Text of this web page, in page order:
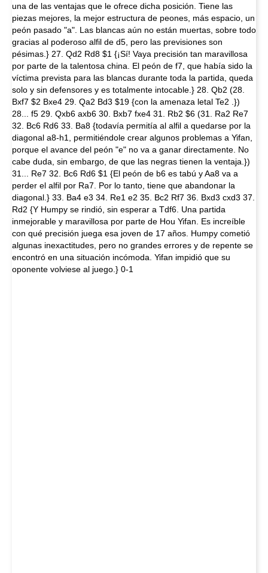
una de las ventajas que le ofrece dicha posición. Tiene las
piezas mejores, la mejor estructura de peones, más espacio, un
peón pasado "a". Las blancas aún no están muertas, sobre todo
gracias al poderoso alfil de d5, pero las previsiones son
pésimas.} 27. Qd2 Rd8 $1 {¡Sí! Vaya precisión tan maravillosa
por parte de la talentosa china. El peón de f7, que había sido la
víctima prevista para las blancas durante toda la partida, queda
solo y sin defensores y es totalmente intocable.} 28. Qb2 (28.
Bxf7 $2 Bxe4 29. Qa2 Bd3 $19 {con la amenaza letal Te2 .})
28... f5 29. Qxb6 axb6 30. Bxb7 fxe4 31. Rb2 $6 (31. Ra2 Re7
32. Bc6 Rd6 33. Ba8 {todavía permitía al alfil a quedarse por la
diagonal a8-h1, permitiéndole crear algunos problemas a Yifan,
porque el avance del peón "e" no va a ganar directamente. No
cabe duda, sin embargo, de que las negras tienen la ventaja.})
31... Re7 32. Bc6 Rd6 $1 {El peón de b6 es tabú y Aa8 va a
perder el alfil por Ra7. Por lo tanto, tiene que abandonar la
diagonal.} 33. Ba4 e3 34. Re1 e2 35. Bc2 Rf7 36. Bxd3 cxd3 37.
Rd2 {Y Humpy se rindió, sin esperar a Tdf6. Una partida
inmejorable y maravillosa por parte de Hou Yifan. Es increíble
con qué precisión juega esa joven de 17 años. Humpy cometió
algunas inexactitudes, pero no grandes errores y de repente se
encontró en una situación incómoda. Yifan impidió que su
oponente volviese al juego.} 0-1